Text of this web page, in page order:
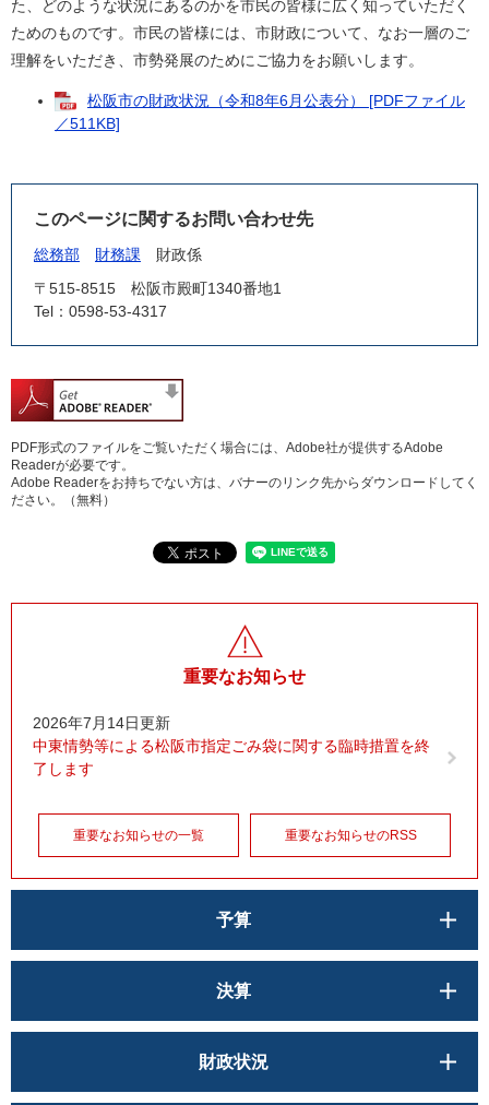
た、どのような状況にあるのかを市民の皆様に広く知っていただく
ためのものです。市民の皆様には、市財政について、なお一層のご
理解をいただき、市勢発展のためにご協力をお願いします。
松阪市の財政状況（令和8年6月公表分） [PDFファイル
／511KB]
このページに関するお問い合わせ先
総務部 財務課
財政係
〒515-8515
松阪市殿町1340番地1
Tel：0598-53-4317
PDF形式のファイルをご覧いただく場合には、Adobe社が提供するAdobe
Readerが必要です。
Adobe Readerをお持ちでない方は、バナーのリンク先からダウンロードしてく
ださい。（無料）
重要なお知らせ
2026年7月14日更新
中東情勢等による松阪市指定ごみ袋に関する臨時措置を終
了します
重要なお知らせの一覧 重要なお知らせのRSS
予算
決算
財政状況